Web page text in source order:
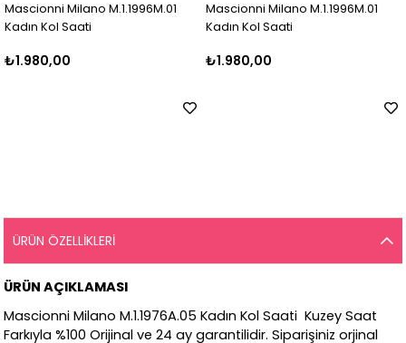
Mascionni Milano M.1.1996M.01
Kadın Kol Saati
₺1.980,00
Mascionni Milano M.1.1996M.01
Kadın Kol Saati
₺1.980,00
ÜRÜN ÖZELLIKLERI
ÜRÜN AÇIKLAMASI
Mascionni Milano M.1.1976A.05 Kadın Kol Saati Kuzey Saat
Farkıyla %100 Orijinal ve 24 ay garantilidir. Siparişiniz orjinal